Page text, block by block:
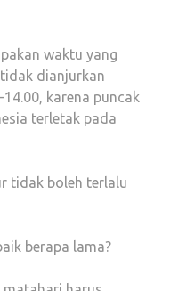
waktu yang
dianjurkan
karena puncak
terletak pada
tidak boleh terlalu
berapa lama?